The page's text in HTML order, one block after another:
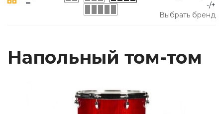
-/+
Выбрать бренд
Напольный том-том